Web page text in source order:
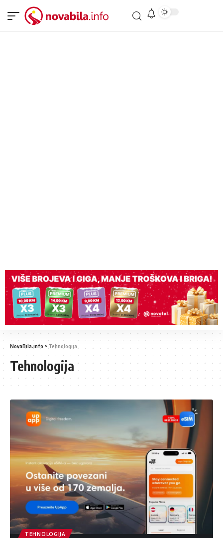
NovaBila.info > Tehnologija
Tehnologija
TEHNOLOGIJA